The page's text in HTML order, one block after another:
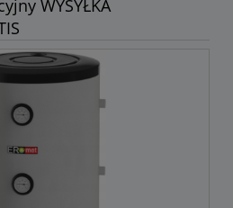
WYSYŁKA